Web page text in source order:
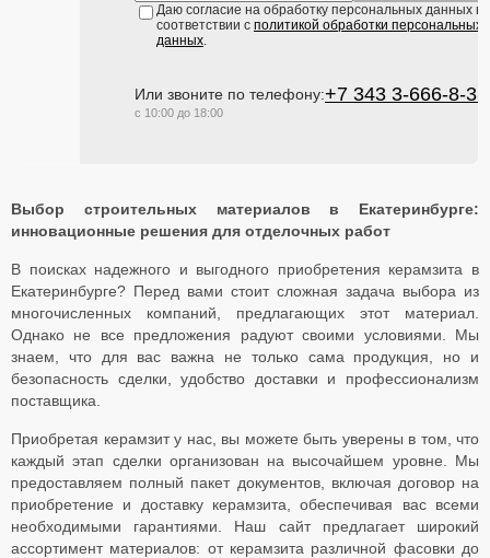
Даю согласие на обработку персональных данных в
соответствии с политикой обработки персональных
данных.
Или звоните по телефону:+7 343 3-666-8-33
с 10:00 до 18:00
Выбор строительных материалов в Екатеринбурге:
инновационные решения для отделочных работ
В поисках надежного и выгодного приобретения керамзита в
Екатеринбурге? Перед вами стоит сложная задача выбора из
многочисленных компаний, предлагающих этот материал.
Однако не все предложения радуют своими условиями. Мы
знаем, что для вас важна не только сама продукция, но и
безопасность сделки, удобство доставки и профессионализм
поставщика.
Приобретая керамзит у нас, вы можете быть уверены в том, что
каждый этап сделки организован на высочайшем уровне. Мы
предоставляем полный пакет документов, включая договор на
приобретение и доставку керамзита, обеспечивая вас всеми
необходимыми гарантиями. Наш сайт предлагает широкий
ассортимент материалов: от керамзита различной фасовки до